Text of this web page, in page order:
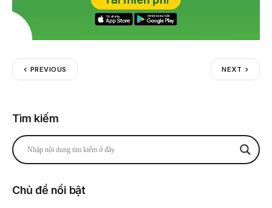
PREVIOUS NEXT
Tìm kiếm
Chủ đề nổi bật